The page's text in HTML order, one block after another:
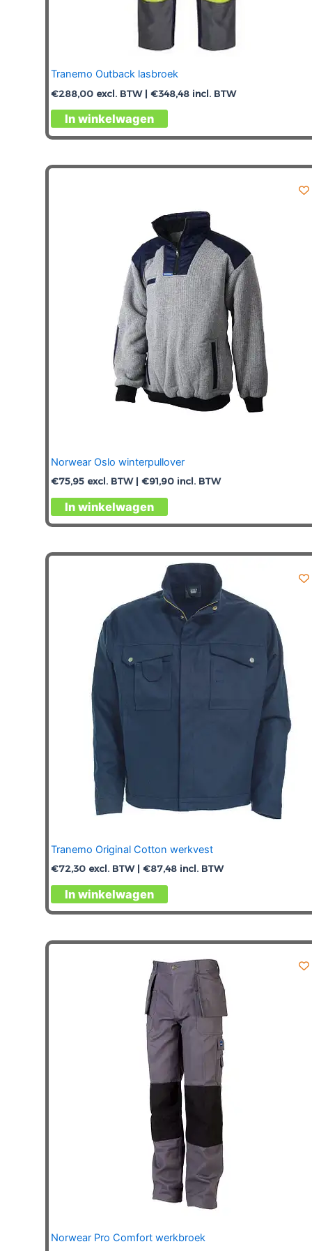
Tranemo Outback lasbroek
€288,00 excl. BTW | €348,48 incl. BTW
In winkelwagen
Dit
product
meerdere
optie
kan
gekozen
worden
op
de
productpagina
Norwear Oslo winterpullover
€75,95 excl. BTW | €91,90 incl. BTW
In winkelwagen
Dit
product
meerdere
variaties.
optie
kan
gekozen
worden
Tranemo Original Cotton werkvest
€72,30 excl. BTW | €87,48 incl. BTW
In winkelwagen
Dit
product
meerdere
Deze
optie
kan
gekozen
worden
op
productpagina
Norwear Pro Comfort werkbroek